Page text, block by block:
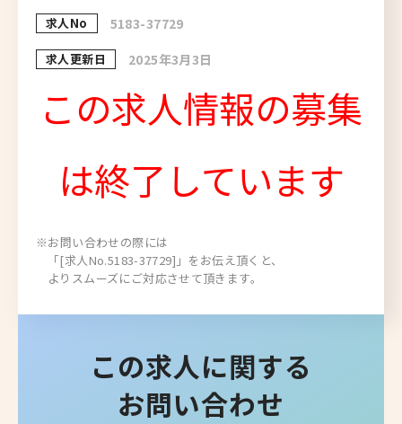
求人No
5183-37729
求人更新日 2025年3月3日
この求人情報の募集
は終了しています
※お問い合わせの際には
「[求人No.5183-37729]」をお伝え頂くと、
よりスムーズにご対応させて頂きます。
この求人に関する
お問い合わせ